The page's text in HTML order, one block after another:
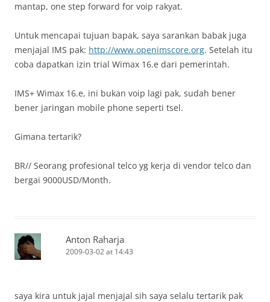
mantap, one step forward for voip rakyat.
Untuk mencapai tujuan bapak, saya sarankan babak juga
menjajal IMS pak: http://www.openimscore.org. Setelah itu
coba dapatkan izin trial Wimax 16.e dari pemerintah.
IMS+ Wimax 16.e, ini bukan voip lagi pak, sudah bener
bener jaringan mobile phone seperti tsel.
Gimana tertarik?
BR// Seorang profesional telco yg kerja di vendor telco dan
bergai 9000USD/Month.
Anton Raharja
2009-03-02 at 14:43
saya kira untuk jajal menjajal sih saya selalu tertarik pak